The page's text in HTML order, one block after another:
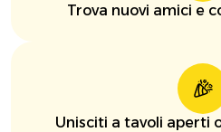
Trova nuovi amici e
Unisciti a tavoli aperti